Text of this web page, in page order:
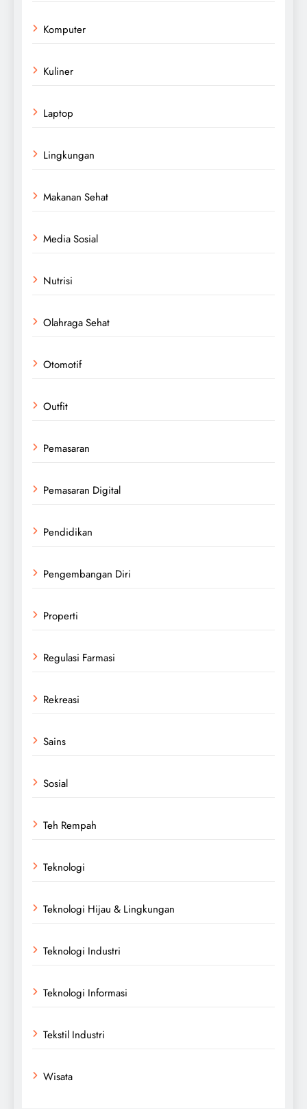
Komputer
Kuliner
Laptop
Lingkungan
Makanan Sehat
Media Sosial
Nutrisi
Olahraga Sehat
Otomotif
Outfit
Pemasaran
Pemasaran Digital
Pendidikan
Pengembangan Diri
Properti
Regulasi Farmasi
Rekreasi
Sains
Sosial
Teh Rempah
Teknologi
Teknologi Hijau & Lingkungan
Teknologi Industri
Teknologi Informasi
Tekstil Industri
Wisata